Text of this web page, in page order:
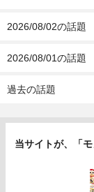
2026/08/02の話題
2026/08/01の話題
過去の話題
当サイトが、「